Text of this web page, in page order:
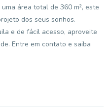
área total de 360 m², este
dos seus sonhos.
e de fácil acesso, aproveite
Entre em contato e saiba